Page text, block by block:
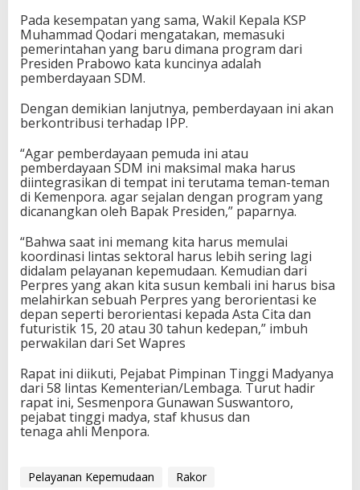
Pada kesempatan yang sama, Wakil Kepala KSP
Muhammad Qodari mengatakan, memasuki
pemerintahan yang baru dimana program dari
Presiden Prabowo kata kuncinya adalah
pemberdayaan SDM.
Dengan demikian lanjutnya, pemberdayaan ini akan
berkontribusi terhadap IPP.
“Agar pemberdayaan pemuda ini atau
pemberdayaan SDM ini maksimal maka harus
diintegrasikan di tempat ini terutama teman-teman
di Kemenpora. agar sejalan dengan program yang
dicanangkan oleh Bapak Presiden,” paparnya.
“Bahwa saat ini memang kita harus memulai
koordinasi lintas sektoral harus lebih sering lagi
didalam pelayanan kepemudaan. Kemudian dari
Perpres yang akan kita susun kembali ini harus bisa
melahirkan sebuah Perpres yang berorientasi ke
depan seperti berorientasi kepada Asta Cita dan
futuristik 15, 20 atau 30 tahun kedepan,” imbuh
perwakilan dari Set Wapres
Rapat ini diikuti, Pejabat Pimpinan Tinggi Madyanya
dari 58 lintas Kementerian/Lembaga. Turut hadir
rapat ini, Sesmenpora Gunawan Suswantoro,
pejabat tinggi madya, staf khusus dan
tenaga ahli Menpora.
Pelayanan Kepemudaan
Rakor